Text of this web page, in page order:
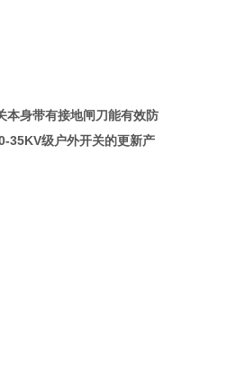
本身带有接地闸刀能有效防
35KV级户外开关的更新产